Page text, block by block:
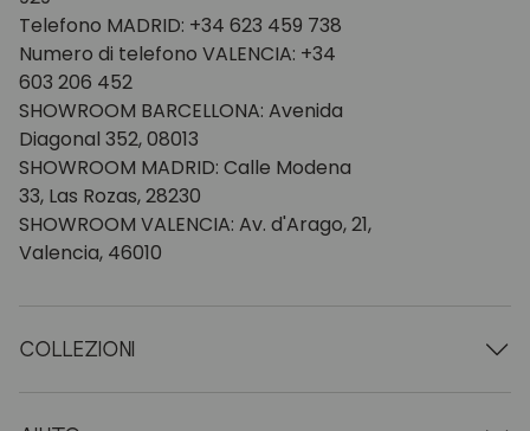
Telefono MADRID: +34 623 459 738
Numero di telefono VALENCIA: +34
603 206 452
SHOWROOM BARCELLONA: Avenida
Diagonal 352, 08013
SHOWROOM MADRID: Calle Modena
33, Las Rozas, 28230
SHOWROOM VALENCIA: Av. d'Arago, 21,
Valencia, 46010
COLLEZIONI
Tavoli in legno